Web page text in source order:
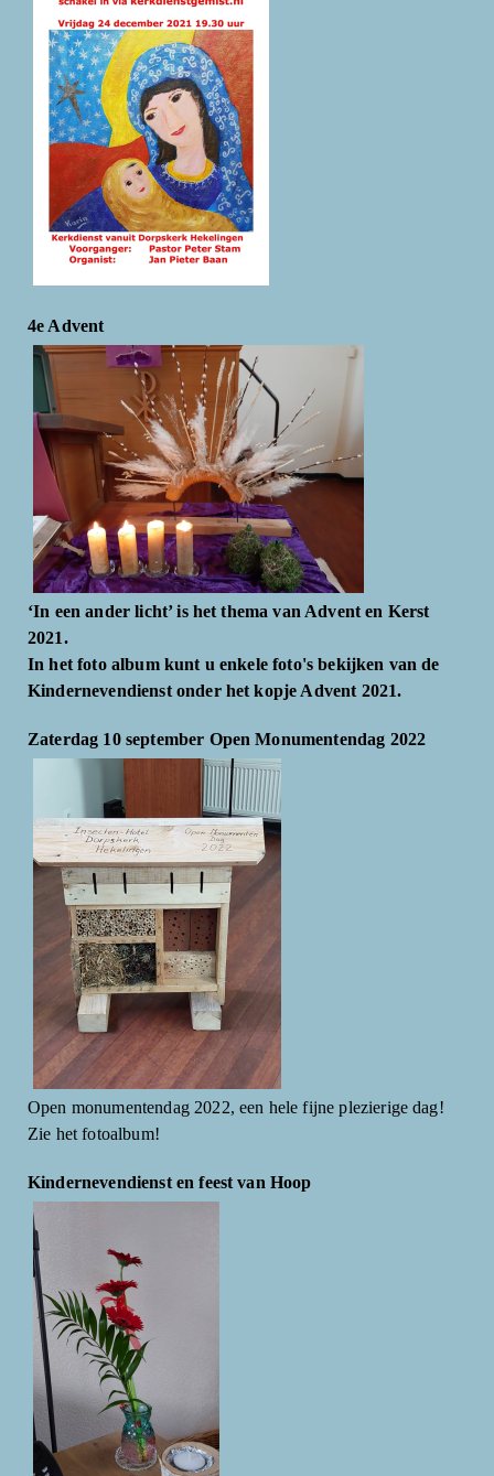
4e Advent
‘In een ander licht’ is het thema van Advent en Kerst
2021.
In het foto album kunt u enkele foto's bekijken van de
Kindernevendienst onder het kopje Advent 2021.
Zaterdag 10 september Open Monumentendag 2022
Open monumentendag 2022, een hele fijne plezierige dag!
Zie het fotoalbum!
Kindernevendienst en feest van Hoop